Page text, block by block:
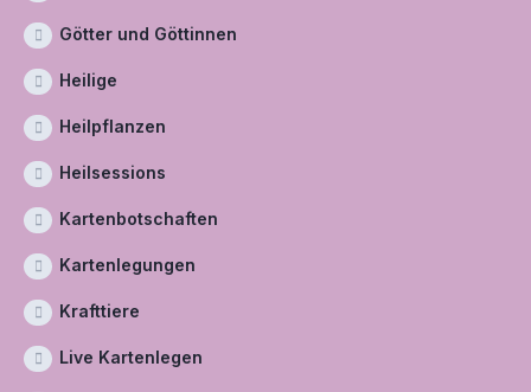
Götter und Göttinnen
Heilige
Heilpflanzen
Heilsessions
Kartenbotschaften
Kartenlegungen
Krafttiere
Live Kartenlegen